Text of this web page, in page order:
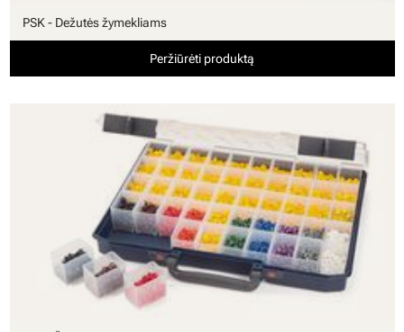
PSK - Dežutės žymekliams
Peržiūrėti produktą